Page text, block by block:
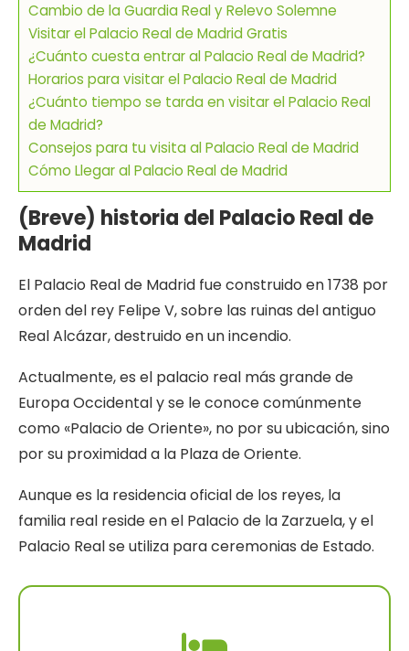
Cambio de la Guardia Real y Relevo Solemne
Visitar el Palacio Real de Madrid Gratis
¿Cuánto cuesta entrar al Palacio Real de Madrid?
Horarios para visitar el Palacio Real de Madrid
¿Cuánto tiempo se tarda en visitar el Palacio Real
de Madrid?
Consejos para tu visita al Palacio Real de Madrid
Cómo Llegar al Palacio Real de Madrid
(Breve) historia del Palacio Real de
Madrid
El Palacio Real de Madrid fue construido en 1738 por
orden del rey Felipe V, sobre las ruinas del antiguo
Real Alcázar, destruido en un incendio.
Actualmente, es el palacio real más grande de
Europa Occidental y se le conoce comúnmente
como «Palacio de Oriente», no por su ubicación, sino
por su proximidad a la Plaza de Oriente.
Aunque es la residencia oficial de los reyes, la
familia real reside en el Palacio de la Zarzuela, y el
Palacio Real se utiliza para ceremonias de Estado.